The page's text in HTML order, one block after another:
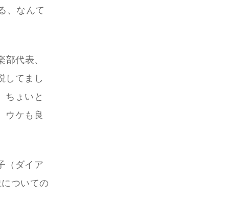
、なんて
代表、
してまし
ちょいと
ウケも良
（ダイア
ついての